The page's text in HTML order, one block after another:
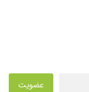
عضویت